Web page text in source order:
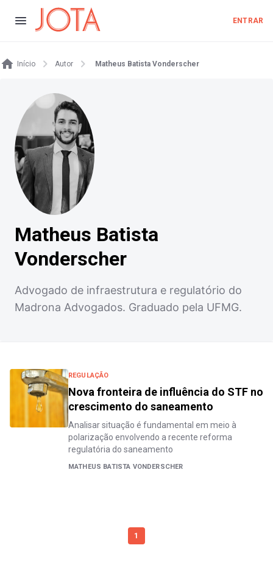
ENTRAR
Início Autor Matheus Batista Vonderscher
Matheus Batista
Vonderscher
Advogado de infraestrutura e regulatório do
Madrona Advogados. Graduado pela UFMG.
REGULAÇÃO
Nova fronteira de influência do STF no
crescimento do saneamento
Analisar situação é fundamental em meio à
polarização envolvendo a recente reforma
regulatória do saneamento
MATHEUS BATISTA VONDERSCHER
1